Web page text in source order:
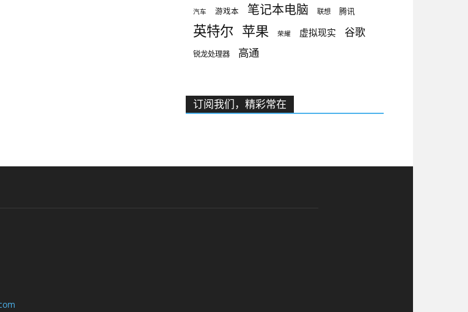
汽车 游戏本 笔记本电脑 联想 腾讯
英特尔 苹果 荣耀 虚拟现实 谷歌
锐龙处理器 高通
订阅我们，精彩常在